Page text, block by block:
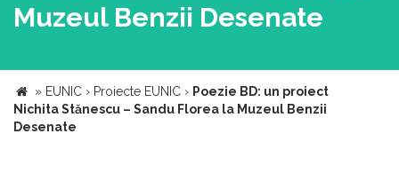
Muzeul Benzii Desenate
» EUNIC › Proiecte EUNIC › Poezie BD: un proiect
Nichita Stănescu – Sandu Florea la Muzeul Benzii
Desenate